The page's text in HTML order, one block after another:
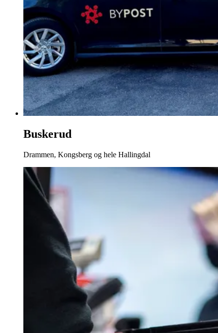
Buskerud
Drammen, Kongsberg og hele Hallingdal